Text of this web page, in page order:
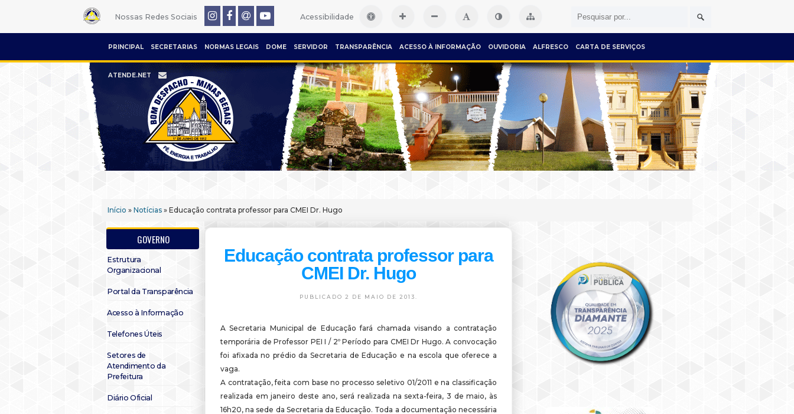
Nossas Redes Sociais Acessibilidade
PRINCIPAL SECRETARIAS NORMAS LEGAIS DOME SERVIDOR TRANSPARÊNCIA ACESSO À INFORMAÇÃO OUVIDORIA ALFRESCO CARTA DE SERVIÇOS
ATENDE.NET
Início » Notícias » Educação contrata professor para CMEI Dr. Hugo
GOVERNO
Estrutura
Organizacional
Portal da Transparência
Acesso à Informação
Telefones Úteis
Setores de
Atendimento da
Prefeitura
Diário Oficial
Educação contrata professor para
CMEI Dr. Hugo
PUBLICADO 2 DE MAIO DE 2013.
A Secretaria Municipal de Educação fará chamada visando a contratação
temporária de Professor PEI I / 2º Período para CMEI Dr Hugo. A convocação
foi afixada no prédio da Secretaria de Educação e na escola que oferece a
vaga.
A contratação, feita com base no processo seletivo 01/2011 e na classificação
realizada em janeiro deste ano, será realizada na sexta-feira, 3 de maio, às
16h20, na sede da Secretaria da Educação. Toda a documentação necessária